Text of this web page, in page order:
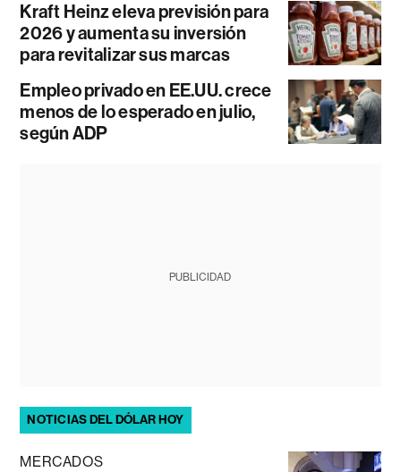
Kraft Heinz eleva previsión para
2026 y aumenta su inversión
para revitalizar sus marcas
Empleo privado en EE.UU. crece
menos de lo esperado en julio,
según ADP
PUBLICIDAD
NOTICIAS DEL DÓLAR HOY
MERCADOS